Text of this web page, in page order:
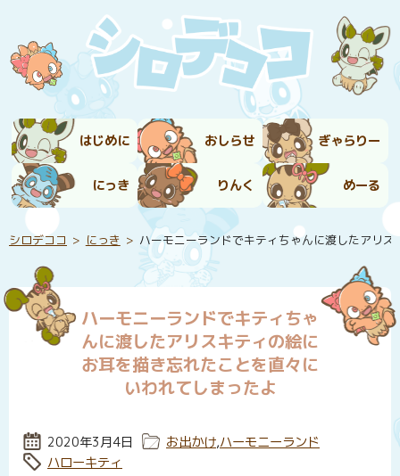
はじめに おしらせ ぎゃらりー
にっき りんく めーる
シロデココ にっき ハーモニーランドでキティちゃんに渡したアリ
ハーモニーランドでキティちゃ
んに渡したアリスキティの絵に
お耳を描き忘れたことを直々に
いわれてしまったよ
投稿日:
2020年3月4日 カテゴリー:
お出かけ,ハーモニーランド
タグ:
ハローキティ